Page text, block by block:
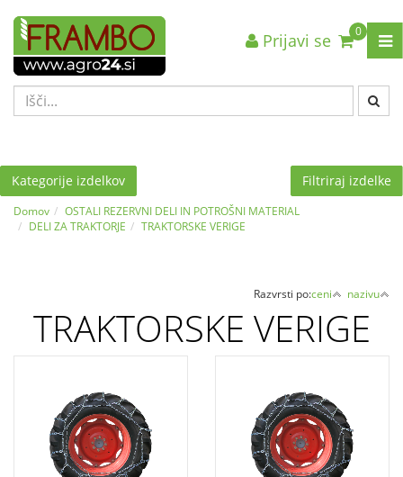
Nazaj en nivo
VRSTA 1
VRSTA 3
Nazaj en nivo
VRSTA 1
VRSTA 3
Nazaj en nivo
VRSTA 1
VRSTA 3
0
Prijavi se
Kategorije izdelkov Filtriraj izdelke
Domov
OSTALI REZERVNI DELI IN POTROŠNI MATERIAL
DELI ZA TRAKTORJE
TRAKTORSKE VERIGE
Razvrsti po:ceni nazivu
TRAKTORSKE VERIGE